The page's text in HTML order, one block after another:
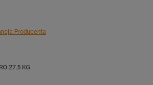
Producenta
27.5 KG